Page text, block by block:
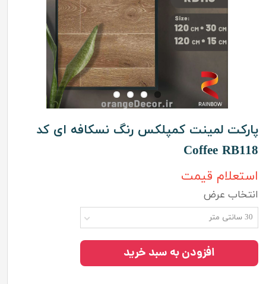
پارکت لمینت کمپلکس رنگ نسکافه ای کد
Coffee RB118
استعلام قیمت
انتخاب عرض
30 سانتی متر
افزودن به سبد خرید